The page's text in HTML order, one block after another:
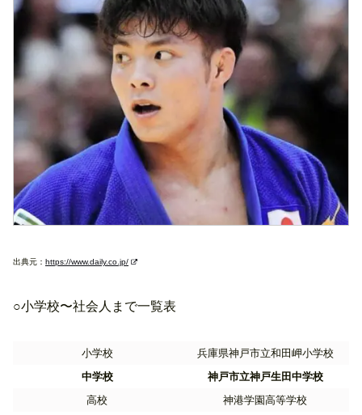
出典元： https://www.daily.co.jp/
○小学校〜社会人まで一覧表
小学校
兵庫県神戸市立和田岬小学校
中学校
神戸市立神戸生田中学校
高校
神港学園高等学校